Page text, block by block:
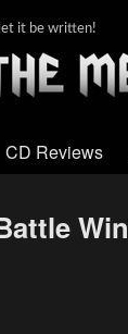
it be written!
CD Reviews